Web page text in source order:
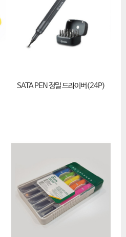
SATA PEN 정밀 드라이버(24P)